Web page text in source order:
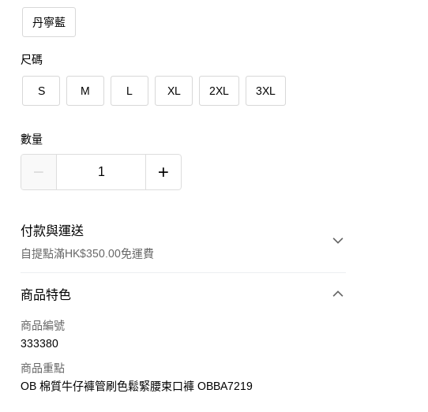
丹寧藍
尺碼
S M L XL 2XL 3XL
數量
付款與運送
自提點滿HK$350.00免運費
付款方式
信用卡
AlipayHK
商品特色
商品編號
333380
商品重點
OB 棉質牛仔褲管刷色鬆緊腰束口褲 OBBA7219